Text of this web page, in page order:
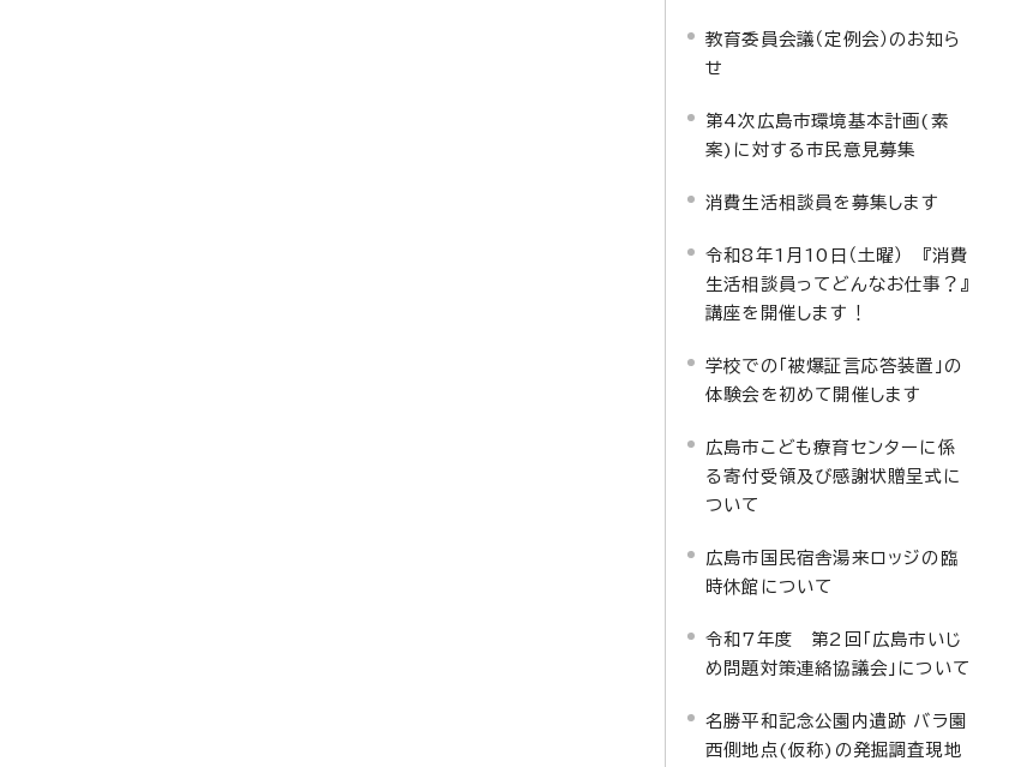
教育委員会議（定例会）のお知ら
せ
第4次広島市環境基本計画(素
案)に対する市民意見募集
消費生活相談員を募集します
令和8年1月10日（土曜） 『消費
生活相談員ってどんなお仕事？』
講座を開催します！
学校での「被爆証言応答装置」の
体験会を初めて開催します
広島市こども療育センターに係
る寄付受領及び感謝状贈呈式に
ついて
広島市国民宿舎湯来ロッジの臨
時休館について
令和7年度 第2回「広島市いじ
め問題対策連絡協議会」について
名勝平和記念公園内遺跡 バラ園
西側地点(仮称)の発掘調査現地